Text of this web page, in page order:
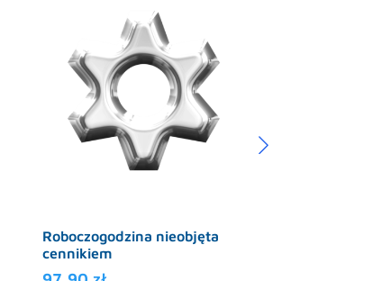
Roboczogodzina nieobjęta
cennikiem